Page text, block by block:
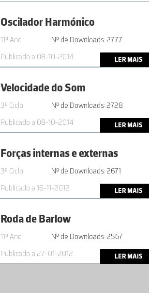
Oscilador Harmónico
11º Ano
Nº de Downloads: 2777
Publicado a 08-10-2014
LER MAIS
Velocidade do Som
3º Ciclo
Nº de Downloads: 2728
Publicado a 08-10-2014
LER MAIS
Forças internas e externas
3º Ciclo
Nº de Downloads: 2671
Publicado a 16-11-2012
LER MAIS
Roda de Barlow
11º Ano
Nº de Downloads: 2567
Publicado a 27-01-2012
LER MAIS